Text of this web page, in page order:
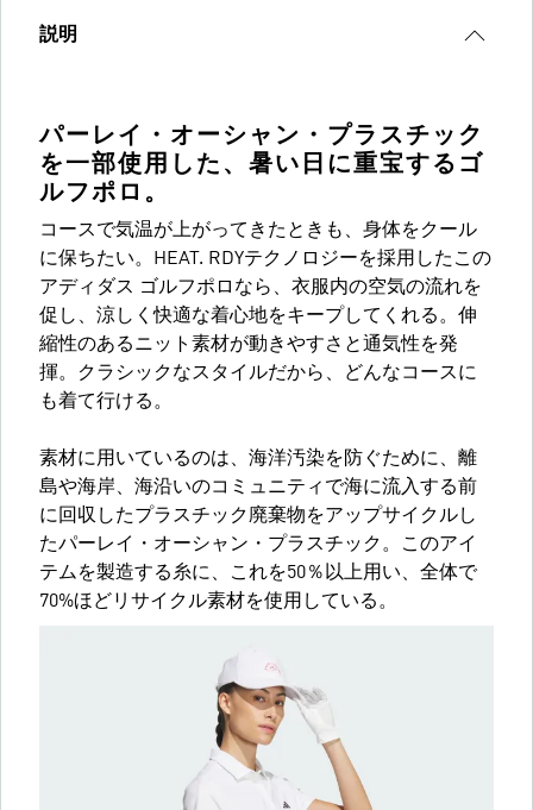
説明
パーレイ・オーシャン・プラスチック
を一部使用した、暑い日に重宝するゴ
ルフポロ。
コースで気温が上がってきたときも、身体をクール
に保ちたい。HEAT. RDYテクノロジーを採用したこの
アディダス ゴルフポロなら、衣服内の空気の流れを
促し、涼しく快適な着心地をキープしてくれる。伸
縮性のあるニット素材が動きやすさと通気性を発
揮。クラシックなスタイルだから、どんなコースに
も着て行ける。
素材に用いているのは、海洋汚染を防ぐために、離
島や海岸、海沿いのコミュニティで海に流入する前
に回収したプラスチック廃棄物をアップサイクルし
たパーレイ・オーシャン・プラスチック。このアイ
テムを製造する糸に、これを50％以上用い、全体で
70%ほどリサイクル素材を使用している。